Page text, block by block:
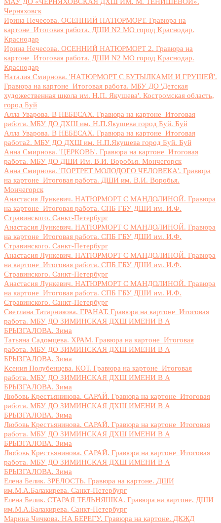
Черняховск
Ирина Нечесова. ОСЕННИЙ НАТЮРМОРТ. Гравюра на
картоне_Итоговая работа. ДШИ N2 МО город Краснодар.
Краснодар
Ирина Нечесова. ОСЕННИЙ НАТЮРМОРТ 2. Гравюра на
картоне_Итоговая работа. ДШИ N2 МО город Краснодар.
Краснодар
Наталия Смирнова. 'НАТЮРМОРТ С БУТЫЛКАМИ И ГРУШЕЙ'.
Гравюра на картоне_Итоговая работа. МБУ ДО 'Детская
художественная школа им. Н.П. Якушева'. Костромская область,
город Буй
Алла Уварова. В НЕБЕСАХ. Гравюра на картоне_Итоговая
работа. МБУ ДО ДХШ им. Н.П.Якушева город Буй. Буй
Алла Уварова. В НЕБЕСАХ. Гравюра на картоне_Итоговая
работа2. МБУ ДО ДХШ им. Н.П.Якушева город Буй. Буй
Анна Смирнова. 'ЦЕРКОВЬ'. Гравюра на картоне_Итоговая
работа. МБУ ДО ДШИ Им. В.И. Воробья. Мончегорск
Анна Смирнова. 'ПОРТРЕТ МОЛОДОГО ЧЕЛОВЕКА'. Гравюра
на картоне_Итоговая работа. ДШИ им. В.И. Воробья.
Мончегорск
Анастасия Лункевич. НАТЮРМОРТ С МАНДОЛИНОЙ. Гравюра
на картоне_Итоговая работа. СПБ ГБУ ДШИ им. И.Ф.
Стравинского. Санкт-Петербург
Анастасия Лункевич. НАТЮРМОРТ С МАНДОЛИНОЙ. Гравюра
на картоне_Итоговая работа. СПБ ГБУ ДШИ им. И.Ф.
Стравинского. Санкт-Петербург
Анастасия Лункевич. НАТЮРМОРТ С МАНДОЛИНОЙ. Гравюра
на картоне_Итоговая работа. СПБ ГБУ ДШИ им. И.Ф.
Стравинского. Санкт-Петербург
Анастасия Лункевич. НАТЮРМОРТ С МАНДОЛИНОЙ. Гравюра
на картоне_Итоговая работа. СПБ ГБУ ДШИ им. И.Ф.
Стравинского. Санкт-Петербург
Светлана Татарникова. ГРАНАТ. Гравюра на картоне_Итоговая
работа. МБУ ДО ЗИМИНСКАЯ ДХШ ИМЕНИ В А
БРЫЗГАЛОВА. Зима
Татьяна Садомцева. ХРАМ. Гравюра на картоне_Итоговая
работа. МБУ ДО ЗИМИНСКАЯ ДХШ ИМЕНИ В А
БРЫЗГАЛОВА. Зима
Ксения Полубенцева. КОТ. Гравюра на картоне_Итоговая
работа. МБУ ДО ЗИМИНСКАЯ ДХШ ИМЕНИ В А
БРЫЗГАЛОВА. Зима
Любовь Крестьянинова. САРАЙ. Гравюра на картоне_Итоговая
работа. МБУ ДО ЗИМИНСКАЯ ДХШ ИМЕНИ В А
БРЫЗГАЛОВА. Зима
Любовь Крестьянинова. САРАЙ. Гравюра на картоне_Итоговая
работа. МБУ ДО ЗИМИНСКАЯ ДХШ ИМЕНИ В А
БРЫЗГАЛОВА. Зима
Любовь Крестьянинова. САРАЙ. Гравюра на картоне_Итоговая
работа. МБУ ДО ЗИМИНСКАЯ ДХШ ИМЕНИ В А
БРЫЗГАЛОВА. Зима
Елена Белик. ЗРЕЛОСТЬ. Гравюра на картоне. ДШИ
им.М.А.Балакирева. Санкт-Петербург
Елена Белик. СТАРАЯ ТЕЛЬНЯШКА. Гравюра на картоне. ДШИ
им.М.А.Балакирева. Санкт-Петербург
Марина Чичкова. НА БЕРЕГУ. Гравюра на картоне. ДКЖД